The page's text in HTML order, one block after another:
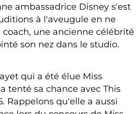
ambassadrice Disney s'est
à l'aveugule en ne
une ancienne célébrité
son nez dans le studio.
qui a été élue Miss
tenté sa chance avec This
Rappelons qu'elle a aussi